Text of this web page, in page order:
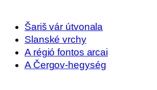
Šariš vár útvonala
Slanské vrchy
A régió fontos arcai
A Čergov-hegység